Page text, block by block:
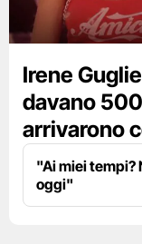
Irene
davano
arrivarono
"Ai miei tempi?
oggi"